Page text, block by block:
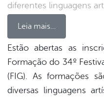
diferentes linguagens
Leia mais…
Estão abertas as
Formação do 34º
(FIG). As formações
diversas linguagens